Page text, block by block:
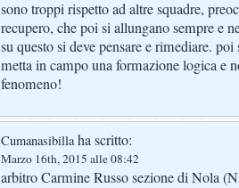
sono troppi rispetto ad altre squadre,
recupero, che poi si allungano sempre e
su questo si deve pensare e rimediare.
metta in campo una formazione logica e
fenomeno!
Cumanasibillaha scritto:
Marzo 16th, 2015 alle 08:42
arbitro Carmine Russo sezione di Nola